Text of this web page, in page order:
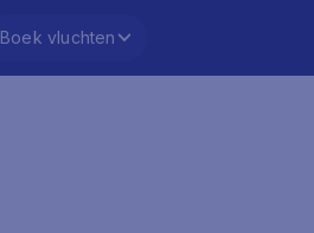
Boek vluchten